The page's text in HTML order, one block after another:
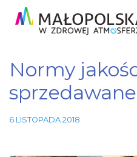
Normy
6 LISTOPADA 2018